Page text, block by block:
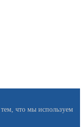
что мы используем